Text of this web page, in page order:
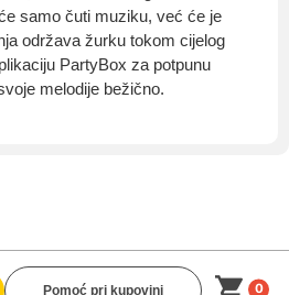
samo čuti muziku, već će je
održava žurku tokom cijelog
PartyBox za potpunu
melodije bežično.
Pomoć pri kupovini 0